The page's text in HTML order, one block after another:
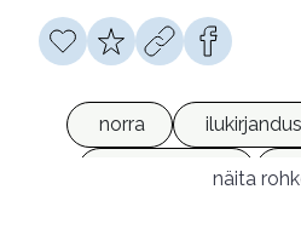
norra ilukirjandus
heliraamatudnäita